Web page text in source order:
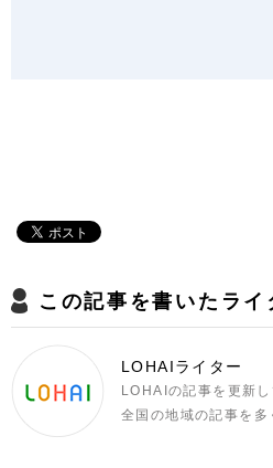
この記事を書いたライ
LOHAIライター
LOHAIの記事を更新し
全国の地域の記事を多